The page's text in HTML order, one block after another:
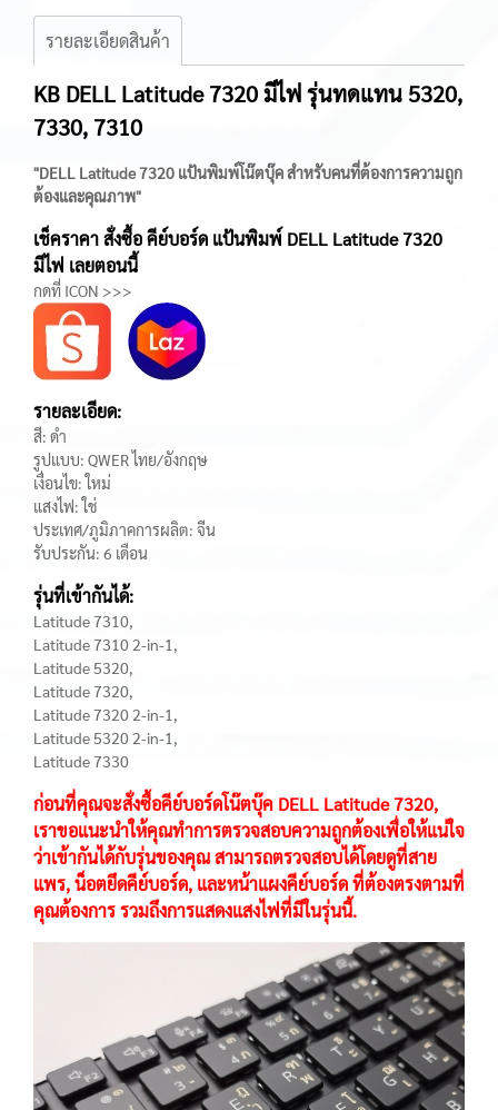
รายละเอียดสินค้า
KB DELL Latitude 7320 มีไฟ รุ่นทดแทน 5320,
7330, 7310
"DELL Latitude 7320 แป้นพิมพ์โน๊ตบุ๊ค สำหรับคนที่ต้องการความถูก
ต้องและคุณภาพ"
เช็คราคา สั่งซื้อ คีย์บอร์ด แป้นพิมพ์ DELL Latitude 7320
มีไฟ เลยตอนนี้
กดที่ ICON >>>
รายละเอียด:
สี: ดำ
รูปแบบ: QWER ไทย/อังกฤษ
เงื่อนไข: ใหม่
แสงไฟ: ใช่
ประเทศ/ภูมิภาคการผลิต: จีน
รับประกัน: 6 เดือน
รุ่นที่เข้ากันได้:
Latitude 7310,
Latitude 7310 2-in-1,
Latitude 5320,
Latitude 7320,
Latitude 7320 2-in-1,
Latitude 5320 2-in-1,
Latitude 7330
ก่อนที่คุณจะสั่งซื้อคีย์บอร์ดโน๊ตบุ๊ค DELL Latitude 7320,
เราขอแนะนำให้คุณทำการตรวจสอบความถูกต้องเพื่อให้แน่ใจ
ว่าเข้ากันได้กับรุ่นของคุณ สามารถตรวจสอบได้โดยดูที่สาย
แพร, น็อตยึดคีย์บอร์ด, และหน้าแผงคีย์บอร์ด ที่ต้องตรงตามที่
คุณต้องการ รวมถึงการแสดงแสงไฟที่มีในรุ่นนี้.